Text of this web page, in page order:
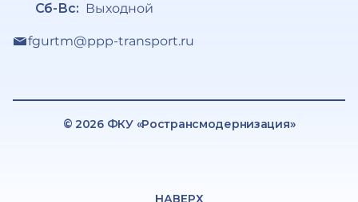
Сб-Вс: Выходной
fgurtm@ppp-transport.ru
© 2026 ФКУ «Ространсмодернизация»
НАВЕРХ